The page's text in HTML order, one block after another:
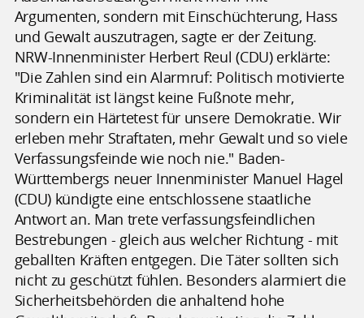
Argumenten, sondern mit Einschüchterung, Hass
und Gewalt auszutragen, sagte er der Zeitung.
NRW-Innenminister Herbert Reul (CDU) erklärte:
"Die Zahlen sind ein Alarmruf: Politisch motivierte
Kriminalität ist längst keine Fußnote mehr,
sondern ein Härtetest für unsere Demokratie. Wir
erleben mehr Straftaten, mehr Gewalt und so viele
Verfassungsfeinde wie noch nie." Baden-
Württembergs neuer Innenminister Manuel Hagel
(CDU) kündigte eine entschlossene staatliche
Antwort an. Man trete verfassungsfeindlichen
Bestrebungen - gleich aus welcher Richtung - mit
geballten Kräften entgegen. Die Täter sollten sich
nicht zu geschützt fühlen. Besonders alarmiert die
Sicherheitsbehörden die anhaltend hohe